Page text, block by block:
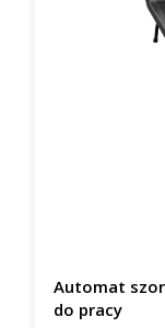
Automat
do pracy